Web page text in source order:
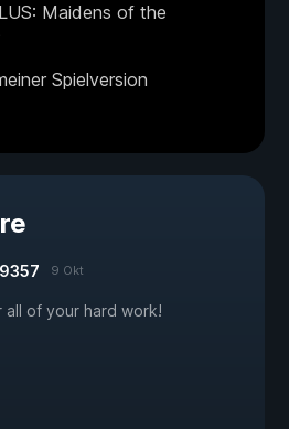
Maidens of the
Spielversion
9 Okt
all of your hard work!